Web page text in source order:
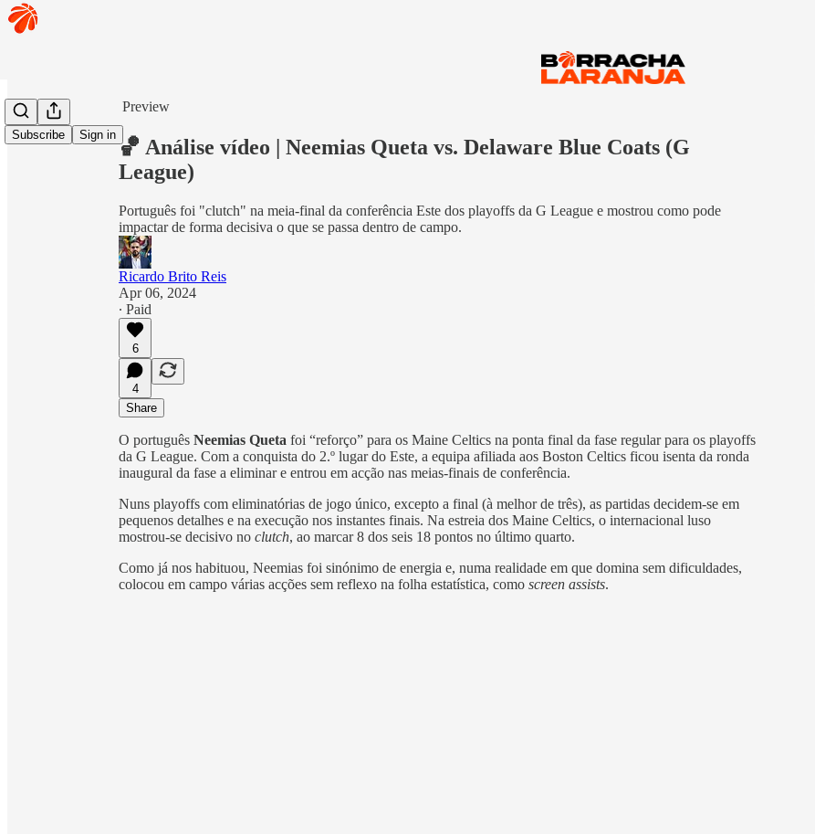
Subscribe Sign in
Preview
🏀 Análise vídeo | Neemias Queta vs. Delaware Blue Coats (G
League)
Português foi "clutch" na meia-final da conferência Este dos playoffs da G League e mostrou como pode
impactar de forma decisiva o que se passa dentro de campo.
Ricardo Brito Reis
Apr 06, 2024
∙ Paid
6
4
Share
O português Neemias Queta foi “reforço” para os Maine Celtics na ponta final da fase regular para os playoffs
da G League. Com a conquista do 2.º lugar do Este, a equipa afiliada aos Boston Celtics ficou isenta da ronda
inaugural da fase a eliminar e entrou em acção nas meias-finais de conferência.
Nuns playoffs com eliminatórias de jogo único, excepto a final (à melhor de três), as partidas decidem-se em
pequenos detalhes e na execução nos instantes finais. Na estreia dos Maine Celtics, o internacional luso
mostrou-se decisivo no clutch, ao marcar 8 dos seis 18 pontos no último quarto.
Como já nos habituou, Neemias foi sinónimo de energia e, numa realidade em que domina sem dificuldades,
colocou em campo várias acções sem reflexo na folha estatística, como screen assists.